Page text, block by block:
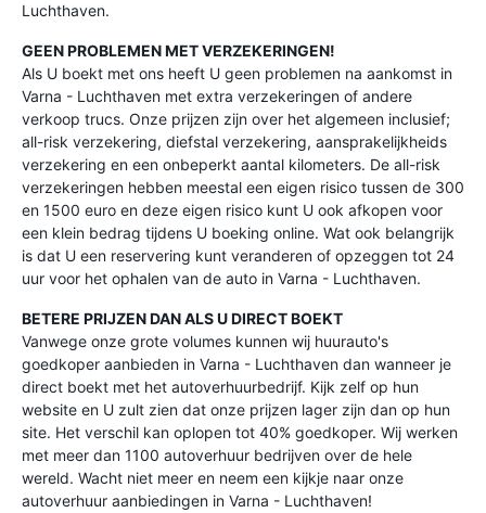
Luchthaven.
GEEN PROBLEMEN MET VERZEKERINGEN!
Als U boekt met ons heeft U geen problemen na aankomst in
Varna - Luchthaven met extra verzekeringen of andere
verkoop trucs. Onze prijzen zijn over het algemeen inclusief;
all-risk verzekering, diefstal verzekering, aansprakelijkheids
verzekering en een onbeperkt aantal kilometers. De all-risk
verzekeringen hebben meestal een eigen risico tussen de 300
en 1500 euro en deze eigen risico kunt U ook afkopen voor
een klein bedrag tijdens U boeking online. Wat ook belangrijk
is dat U een reservering kunt veranderen of opzeggen tot 24
uur voor het ophalen van de auto in Varna - Luchthaven.
BETERE PRIJZEN DAN ALS U DIRECT BOEKT
Vanwege onze grote volumes kunnen wij huurauto's
goedkoper aanbieden in Varna - Luchthaven dan wanneer je
direct boekt met het autoverhuurbedrijf. Kijk zelf op hun
website en U zult zien dat onze prijzen lager zijn dan op hun
site. Het verschil kan oplopen tot 40% goedkoper. Wij werken
met meer dan 1100 autoverhuur bedrijven over de hele
wereld. Wacht niet meer en neem een kijkje naar onze
autoverhuur aanbiedingen in Varna - Luchthaven!